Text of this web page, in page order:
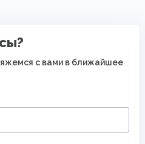
с вами в ближайшее